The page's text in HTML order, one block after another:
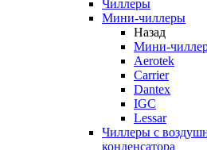
Чиллеры
Мини-чиллеры
Назад
Мини-
Aerotek
Carrier
Dantex
IGC
Lessar
Чиллеры с
конденсатора